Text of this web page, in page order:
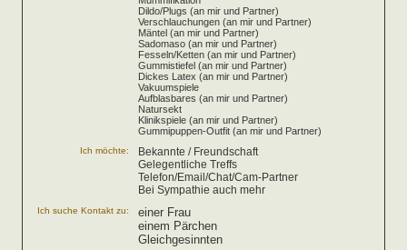
Dildo/Plugs (an mir und Partner)
Verschlauchungen (an mir und Partner)
Mäntel (an mir und Partner)
Sadomaso (an mir und Partner)
Fesseln/Ketten (an mir und Partner)
Gummistiefel (an mir und Partner)
Dickes Latex (an mir und Partner)
Vakuumspiele
Aufblasbares (an mir und Partner)
Natursekt
Klinikspiele (an mir und Partner)
Gummipuppen-Outfit (an mir und Partner)
Ich möchte:
Bekannte / Freundschaft
Gelegentliche Treffs
Telefon/Email/Chat/Cam-Partner
Bei Sympathie auch mehr
Ich suche Kontakt zu:
einer Frau
einem Pärchen
Gleichgesinnten